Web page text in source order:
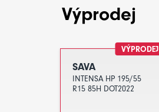
Výprodej
VÝPRODEJ
SAVA
INTENSA HP 195/55
R15 85H DOT2022